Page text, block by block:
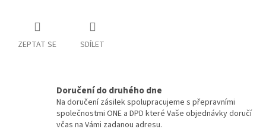
ZEPTAT SE SDÍLET
Doručení do druhého dne
Na doručení zásilek spolupracujeme s přepravními
společnostmi ONE a DPD které Vaše objednávky doručí
včas na Vámi zadanou adresu.